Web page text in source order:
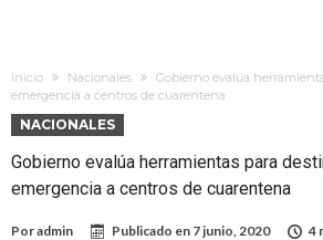
Inicio Nacionales
Gobierno evalúa
emergencia a centros de cuarentena
NACIONALES
Gobierno evalúa herramientas para
emergencia a centros de cuarentena
Poradmin Publicado en 7 junio, 2020
4